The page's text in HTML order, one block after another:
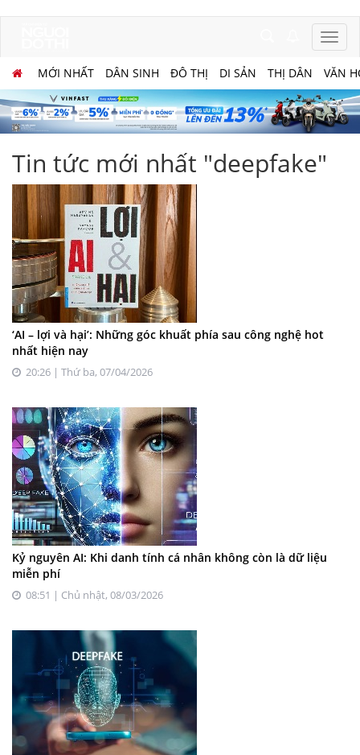
MỚI NHẤT DÂN SINH ĐÔ THỊ DI SẢN THỊ DÂN VĂN
Tin tức mới nhất "deepfake"
‘AI – lợi và hại’: Những góc khuất phía sau công nghệ hot
nhất hiện nay
20:26 | Thứ ba, 07/04/2026
Kỷ nguyên AI: Khi danh tính cá nhân không còn là dữ liệu
miễn phí
08:51 | Chủ nhật, 08/03/2026